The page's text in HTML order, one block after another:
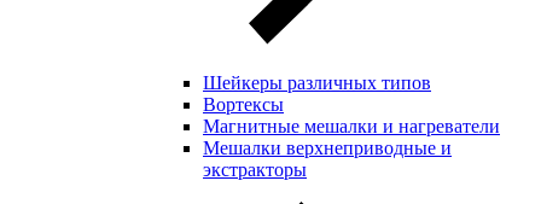
Шейкеры различных типов
Вортексы
Магнитные мешалки и нагреватели
Мешалки верхнеприводные и
экстракторы